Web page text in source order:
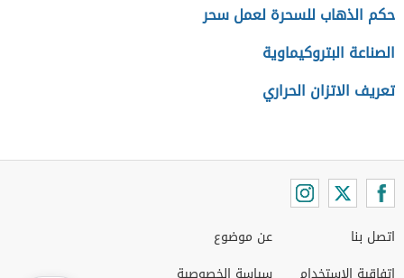
حكم الذهاب للسحرة لعمل سحر
الصناعة البتروكيماوية
تعريف الاتزان الحراري
اتصل بنا
عن موضوع